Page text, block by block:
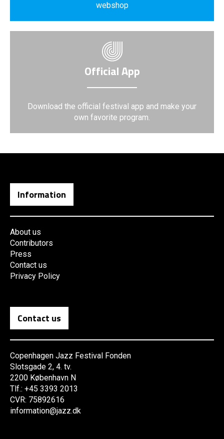
webshop
Official App
Download the official festival app and make your
own favorite program.
Information
About us
Contributors
Press
Contact us
Privacy Policy
Contact us
Copenhagen Jazz Festival Fonden
Slotsgade 2, 4. tv.
2200 København N
Tlf.: +45 3393 2013
CVR: 75892616
information@jazz.dk